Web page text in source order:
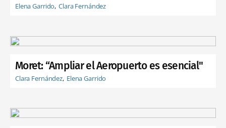
Elena Garrido Clara Fernández
Moret: “Ampliar el Aeropuerto es esencial"
Clara Fernández Elena Garrido